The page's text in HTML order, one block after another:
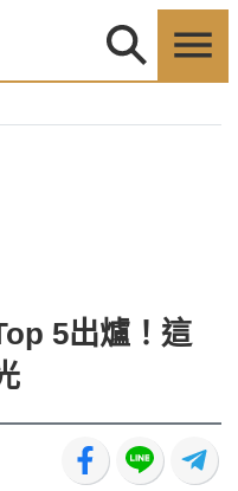
5出爐！這